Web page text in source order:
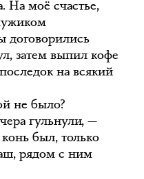
На моё счастье,
затем выпил кофе
на всякий
не было?
гульнули, —
был, только
рядом с ним